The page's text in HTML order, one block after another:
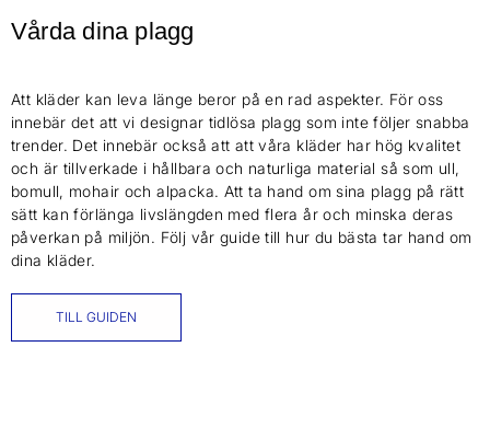
Vårda dina plagg
Att kläder kan leva länge beror på en rad aspekter. För oss
innebär det att vi designar tidlösa plagg som inte följer snabba
trender. Det innebär också att att våra kläder har hög kvalitet
och är tillverkade i hållbara och naturliga material så som ull,
bomull, mohair och alpacka. Att ta hand om sina plagg på rätt
sätt kan förlänga livslängden med flera år och minska deras
påverkan på miljön. Följ vår guide till hur du bästa tar hand om
dina kläder.
TILL GUIDEN